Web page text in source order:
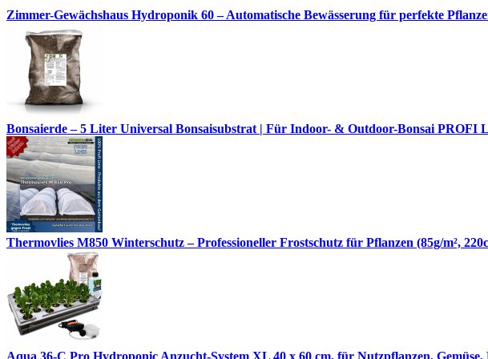
Zimmer-Gewächshaus Hydroponik 60 – Automatische Bewässerung für perfekte
Bonsaierde – 5 Liter Universal Bonsaisubstrat | Für Indoor- & Outdoor-Bonsai PROFI
Thermovlies M850 Winterschutz – Professioneller Frostschutz für Pflanzen (85g/m²,
Aqua 36-C Pro Hydroponic Anzucht-System XL 40 x 60 cm, für Nutzpflanzen,